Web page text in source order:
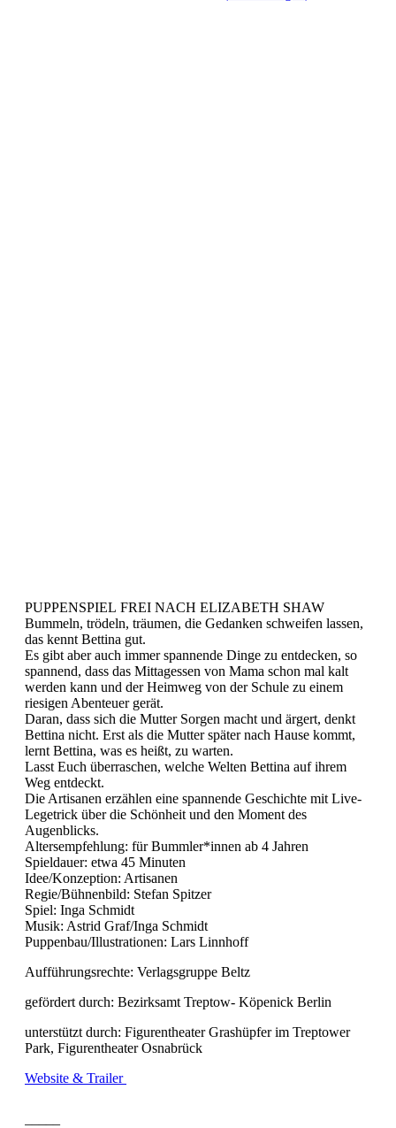
PUPPENSPIEL FREI NACH ELIZABETH SHAW
Bummeln, trödeln, träumen, die Gedanken schweifen lassen,
das kennt Bettina gut.
Es gibt aber auch immer spannende Dinge zu entdecken, so
spannend, dass das Mittagessen von Mama schon mal kalt
werden kann und der Heimweg von der Schule zu einem
riesigen Abenteuer gerät.
Daran, dass sich die Mutter Sorgen macht und ärgert, denkt
Bettina nicht. Erst als die Mutter später nach Hause kommt,
lernt Bettina, was es heißt, zu warten.
Lasst Euch überraschen, welche Welten Bettina auf ihrem
Weg entdeckt.
Die Artisanen erzählen eine spannende Geschichte mit Live-
Legetrick über die Schönheit und den Moment des
Augenblicks.
Altersempfehlung: für Bummler*innen ab 4 Jahren
Spieldauer: etwa 45 Minuten
Idee/Konzeption: Artisanen
Regie/Bühnenbild: Stefan Spitzer
Spiel: Inga Schmidt
Musik: Astrid Graf/Inga Schmidt
Puppenbau/Illustrationen: Lars Linnhoff
Aufführungsrechte: Verlagsgruppe Beltz
gefördert durch: Bezirksamt Treptow- Köpenick Berlin
unterstützt durch: Figurentheater Grashüpfer im Treptower
Park, Figurentheater Osnabrück
Website & Trailer